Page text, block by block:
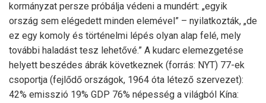
kormányzat persze próbálja védeni a mundért: „egyik
ország sem elégedett minden elemével” – nyilatkozták, „de
ez egy komoly és történelmi lépés olyan alap felé, mely
további haladást tesz lehetővé.” A kudarc elemezgetése
helyett beszédes ábrák következnek (forrás: NYT) 77-ek
csoportja (fejlődő országok, 1964 óta létező szervezet):
42% emisszió 19% GDP 76% népesség a világból Kína: